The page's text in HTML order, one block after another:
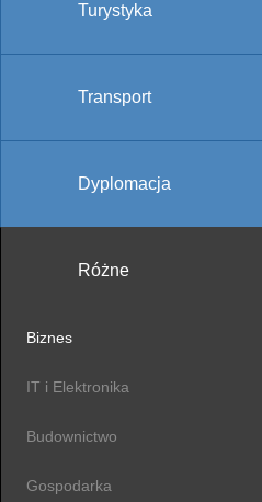
Turystyka
Transport
Dyplomacja
Różne
Biznes
IT i Elektronika
Budownictwo
Gospodarka